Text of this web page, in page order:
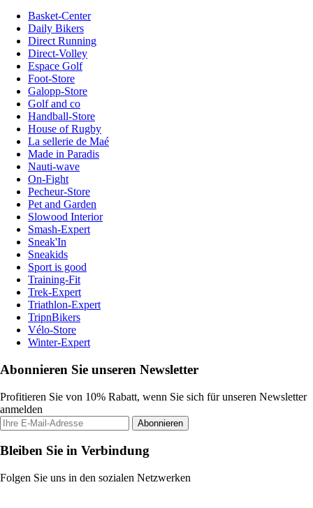
Basket-Center
Daily Bikers
Direct Running
Direct-Volley
Espace Golf
Foot-Store
Galopp-Store
Golf and co
Handball-Store
House of Rugby
La sellerie de Maé
Made in Paradis
Nauti-wave
On-Fight
Pecheur-Store
Pet and Garden
Slowood Interior
Smash-Expert
Sneak'In
Sneakids
Sport is good
Training-Fit
Trek-Expert
Triathlon-Expert
TripnBikers
Vélo-Store
Winter-Expert
Abonnieren Sie unseren Newsletter
Profitieren Sie von 10% Rabatt, wenn Sie sich für unseren Newsletter
anmelden
Abonnieren
Bleiben Sie in Verbindung
Folgen Sie uns in den sozialen Netzwerken